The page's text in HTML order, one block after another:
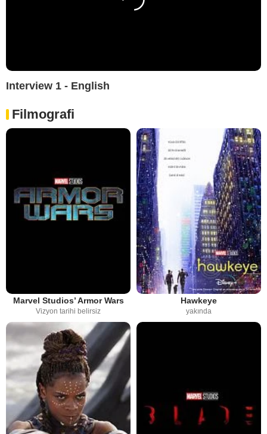
Interview 1 - English
Filmografi
Marvel Studios’ Armor Wars
Vizyon tarihi belirsiz
Hawkeye
yakında